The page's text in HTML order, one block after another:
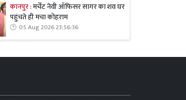
कानपुर :मर्चेंट नेवी ऑफिसर सागर का शव घर
पहुंचते ही मचा कोहराम
05 Aug 2026 23:56:36